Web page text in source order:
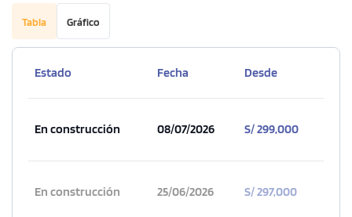
Tabla Gráfico
Estado Fecha Desde
En construcción 08/07/2026 S/ 299,000
En construcción 25/06/2026 S/ 297,000